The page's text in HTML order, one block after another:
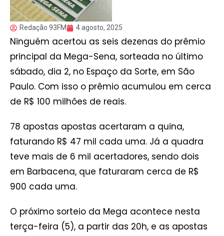
Redação 93FM 4 agosto, 2025
Ninguém acertou as seis dezenas do prêmio
principal da Mega-Sena, sorteada no último
sábado, dia 2, no Espaço da Sorte, em São
Paulo. Com isso o prêmio acumulou em cerca
de R$ 100 milhões de reais.
78 apostas apostas acertaram a quina,
faturando R$ 47 mil cada uma. Já a quadra
teve mais de 6 mil acertadores, sendo dois
em Barbacena, que faturaram cerca de R$
900 cada uma.
O próximo sorteio da Mega acontece nesta
terça-feira (5), a partir das 20h, e as apostas